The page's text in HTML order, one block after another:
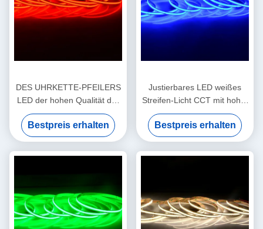
DES UHRKETTE-PFEILERS
LED der hohen Qualität der
Stelle freie flexible 528 led/m
8W ultra schmale 5
Millimeter 90Ra Streifen
Bestpreis erhalten
Justierbares LED weißes
Streifen-Licht CCT mit hoher
Dichte, färben optionalen
Flip-Chip Extremely Flexible-
PFEILER LED Streifen
Bestpreis erhalten